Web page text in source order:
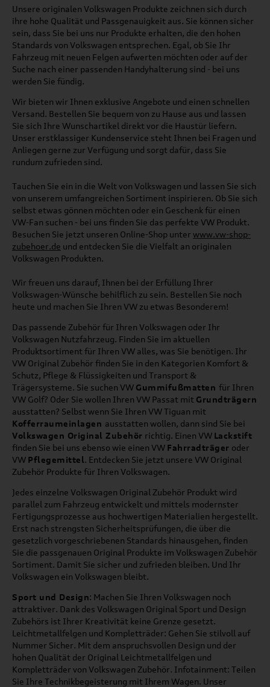
Unsere originalen Volkswagen Produkte zeichnen sich durch
ihre hohe Qualität und Passgenauigkeit aus. Sie können sicher
sein, dass Sie bei uns nur Produkte erhalten, die den hohen
Standards von Volkswagen entsprechen. Egal, ob Sie Ihr
Fahrzeug mit neuen Felgen aufwerten möchten oder auf der
Suche nach einer passenden Handyhalterung sind - bei uns
werden Sie fündig.
Wir bieten wir Ihnen exklusive Angebote und einen schnellen
Versand. Bestellen Sie bequem von zu Hause aus und lassen
Sie sich Ihre Wunschartikel direkt vor die Haustür liefern.
Unser erstklassiger Kundenservice steht Ihnen bei Fragen und
Anliegen gerne zur Verfügung und sorgt dafür, dass Sie
rundum zufrieden sind.
Tauchen Sie ein in die Welt von Volkswagen und lassen Sie sich
von unserem umfangreichen Sortiment inspirieren. Ob Sie sich
selbst etwas gönnen möchten oder ein Geschenk für einen
VW-Fan suchen - bei uns finden Sie das perfekte VW Produkt.
Besuchen Sie jetzt unseren Online-Shop unter www.vw-shop-
zubehoer.de und entdecken Sie die Vielfalt an originalen
Volkswagen Produkten.
Wir freuen uns darauf, Ihnen bei der Erfüllung Ihrer
Volkswagen-Wünsche behilflich zu sein. Bestellen Sie noch
heute und machen Sie Ihren VW zu etwas Besonderem!
Das passende Zubehör für Ihren Volkswagen oder Ihr
Volkswagen Nutzfahrzeug. Finden Sie im aktuellen
Produktsortiment für Ihren VW alles, was Sie benötigen. Ihr
VW Original Zubehör finden Sie in den Kategorien Komfort &
Schutz, Pflege & Flüssigkeiten und Transport &
Trägersysteme. Sie suchen VW Gummifußmatten für Ihren
VW Golf? Oder Sie wollen Ihren VW Passat mit Grundträgern
ausstatten? Selbst wenn Sie Ihren VW Tiguan mit
Kofferraumeinlagen ausstatten wollen, dann sind Sie bei
Volkswagen Original Zubehör richtig. Einen VW Lackstift
finden Sie bei uns ebenso wie einen VW Fahrradträger oder
VW Pflegemittel. Entdecken Sie jetzt unsere VW Original
Zubehör Produkte für Ihren Volkswagen.
Jedes einzelne Volkswagen Original Zubehör Produkt wird
parallel zum Fahrzeug entwickelt und mittels modernster
Fertigungsprozesse aus hochwertigen Materialien hergestellt.
Erst nach strengsten Sicherheitsprüfungen, die über die
gesetzlich vorgeschriebenen Standards hinausgehen, finden
Sie die passgenauen Original Produkte im Volkswagen Zubehör
Sortiment. Damit Sie sicher und zufrieden bleiben. Und Ihr
Volkswagen ein Volkswagen bleibt.
Sport und Design: Machen Sie Ihren Volkswagen noch
attraktiver. Dank des Volkswagen Original Sport und Design
Zubehörs ist Ihrer Kreativität keine Grenze gesetzt.
Leichtmetallfelgen und Kompletträder: Gehen Sie stilvoll auf
Nummer Sicher. Mit dem anspruchsvollen Design und der
hohen Qualität der Original Leichtmetallfelgen und
Kompletträder von Volkswagen Zubehör. Infotainment: Teilen
Sie Ihre Technikbegeisterung mit Ihrem Wagen. Unser